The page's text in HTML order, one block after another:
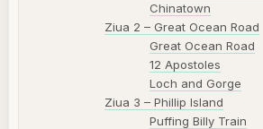
Chinatown
Ziua 2 – Great Ocean Road
Great Ocean Road
12 Apostoles
Loch and Gorge
Ziua 3 – Phillip Island
Puffing Billy Train